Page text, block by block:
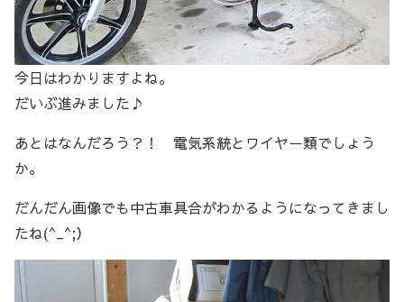
今日はわかりますよね。
だいぶ進みました♪
あとはなんだろう？！ 電気系統とワイヤー類でしょう
か。
だんだん画像でも中古車具合がわかるようになってきまし
たね(^_^;）